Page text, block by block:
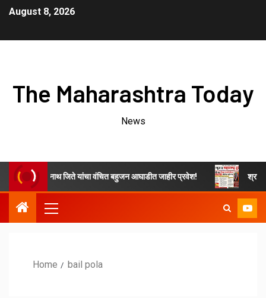
August 8, 2026
The Maharashtra Today
News
ओम नवनाथ जिते यांचा वंचित बहुजन आघाडीत जाहीर प्रवेश! श्रावण
Home bail pola